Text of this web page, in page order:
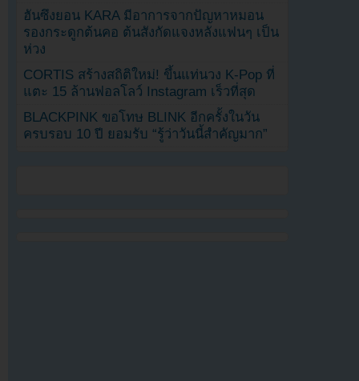
ฮันซึงยอน KARA มีอาการจากปัญหาหมอน
รองกระดูกต้นคอ ต้นสังกัดแจงหลังแฟนๆ เป็น
ห่วง
CORTIS สร้างสถิติใหม่! ขึ้นแท่นวง K-Pop ที่
แตะ 15 ล้านฟอลโลว์ Instagram เร็วที่สุด
BLACKPINK ขอโทษ BLINK อีกครั้งในวัน
ครบรอบ 10 ปี ยอมรับ “รู้ว่าวันนี้สำคัญมาก”